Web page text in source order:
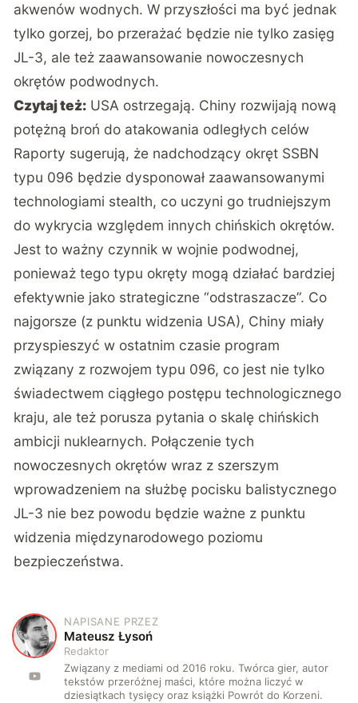
akwenów wodnych. W przyszłości ma być jednak
tylko gorzej, bo przerażać będzie nie tylko zasięg
JL-3, ale też zaawansowanie nowoczesnych
okrętów podwodnych.
Czytaj też: USA ostrzegają. Chiny rozwijają nową
potężną broń do atakowania odległych celów
Raporty sugerują, że nadchodzący okręt SSBN
typu 096 będzie dysponował zaawansowanymi
technologiami stealth, co uczyni go trudniejszym
do wykrycia względem innych chińskich okrętów.
Jest to ważny czynnik w wojnie podwodnej,
ponieważ tego typu okręty mogą działać bardziej
efektywnie jako strategiczne “odstraszacze”. Co
najgorsze (z punktu widzenia USA), Chiny miały
przyspieszyć w ostatnim czasie program
związany z rozwojem typu 096, co jest nie tylko
świadectwem ciągłego postępu technologicznego
kraju, ale też porusza pytania o skalę chińskich
ambicji nuklearnych. Połączenie tych
nowoczesnych okrętów wraz z szerszym
wprowadzeniem na służbę pocisku balistycznego
JL-3 nie bez powodu będzie ważne z punktu
widzenia międzynarodowego poziomu
bezpieczeństwa.
M
NAPISANE PRZEZ
Mateusz Łysoń
Redaktor
Związany z mediami od 2016 roku. Twórca gier, autor
tekstów przeróżnej maści, które można liczyć w
dziesiątkach tysięcy oraz książki Powrót do Korzeni.